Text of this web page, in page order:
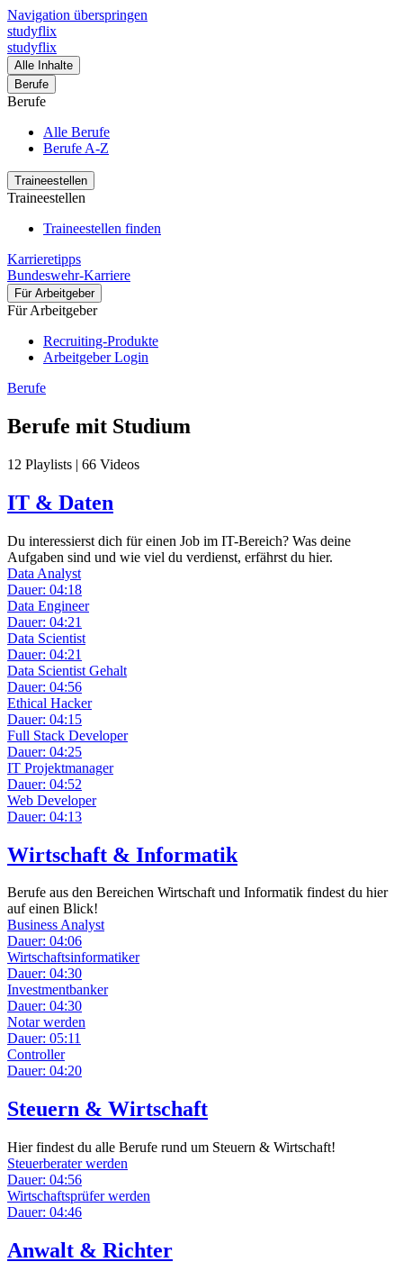
Navigation überspringen
studyflix
studyflix
Alle Inhalte
Berufe
Berufe
Alle Berufe
Berufe A-Z
Traineestellen
Traineestellen
Traineestellen finden
Karrieretipps
Bundeswehr-Karriere
Für Arbeitgeber
Für Arbeitgeber
Recruiting-Produkte
Arbeitgeber Login
Berufe
Berufe mit Studium
12 Playlists | 66 Videos
IT & Daten
Du interessierst dich für einen Job im IT-Bereich? Was deine
Aufgaben sind und wie viel du verdienst, erfährst du hier.
Data Analyst
Dauer: 04:18
Data Engineer
Dauer: 04:21
Data Scientist
Dauer: 04:21
Data Scientist Gehalt
Dauer: 04:56
Ethical Hacker
Dauer: 04:15
Full Stack Developer
Dauer: 04:25
IT Projektmanager
Dauer: 04:52
Web Developer
Dauer: 04:13
Wirtschaft & Informatik
Berufe aus den Bereichen Wirtschaft und Informatik findest du hier
auf einen Blick!
Business Analyst
Dauer: 04:06
Wirtschaftsinformatiker
Dauer: 04:30
Investmentbanker
Dauer: 04:30
Notar werden
Dauer: 05:11
Controller
Dauer: 04:20
Steuern & Wirtschaft
Hier findest du alle Berufe rund um Steuern & Wirtschaft!
Steuerberater werden
Dauer: 04:56
Wirtschaftsprüfer werden
Dauer: 04:46
Anwalt & Richter